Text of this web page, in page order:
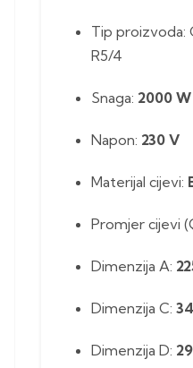
Tip proizvoda:
R5/4
Snaga: 2000 W
Napon: 230 V
Materijal cijevi:
Promjer cijevi
Dimenzija A:
Dimenzija C:
Dimenzija D: